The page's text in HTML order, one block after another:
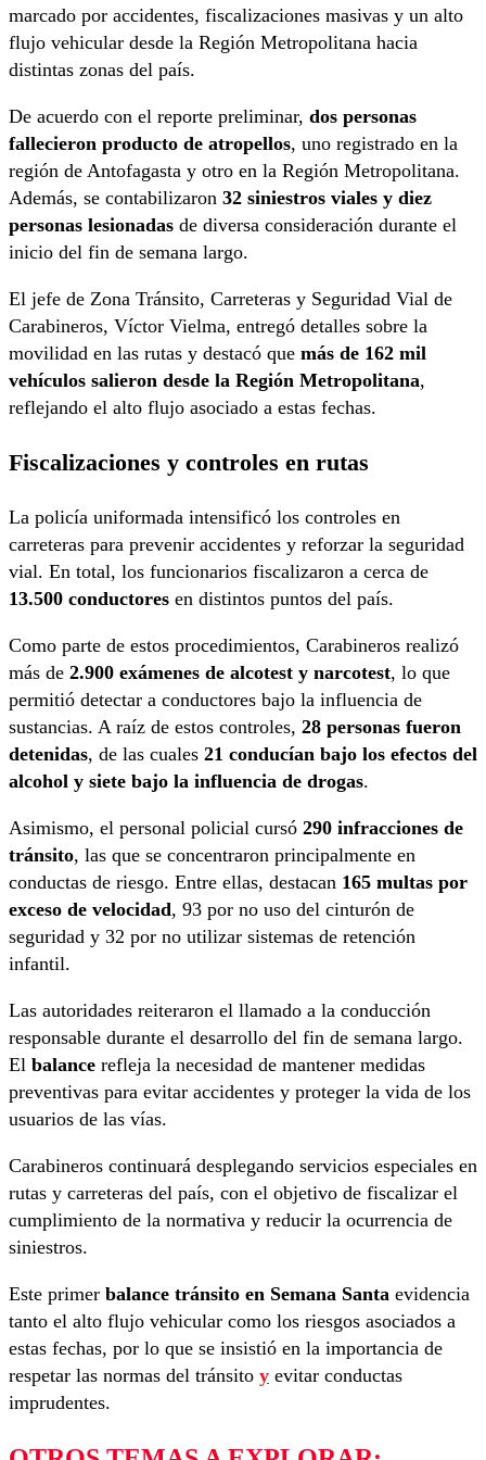
marcado por accidentes, fiscalizaciones masivas y un alto
flujo vehicular desde la Región Metropolitana hacia
distintas zonas del país.
De acuerdo con el reporte preliminar, dos personas
fallecieron producto de atropellos, uno registrado en la
región de Antofagasta y otro en la Región Metropolitana.
Además, se contabilizaron 32 siniestros viales y diez
personas lesionadas de diversa consideración durante el
inicio del fin de semana largo.
El jefe de Zona Tránsito, Carreteras y Seguridad Vial de
Carabineros, Víctor Vielma, entregó detalles sobre la
movilidad en las rutas y destacó que más de 162 mil
vehículos salieron desde la Región Metropolitana,
reflejando el alto flujo asociado a estas fechas.
Fiscalizaciones y controles en rutas
La policía uniformada intensificó los controles en
carreteras para prevenir accidentes y reforzar la seguridad
vial. En total, los funcionarios fiscalizaron a cerca de
13.500 conductores en distintos puntos del país.
Como parte de estos procedimientos, Carabineros realizó
más de 2.900 exámenes de alcotest y narcotest, lo que
permitió detectar a conductores bajo la influencia de
sustancias. A raíz de estos controles, 28 personas fueron
detenidas, de las cuales 21 conducían bajo los efectos del
alcohol y siete bajo la influencia de drogas.
Asimismo, el personal policial cursó 290 infracciones de
tránsito, las que se concentraron principalmente en
conductas de riesgo. Entre ellas, destacan 165 multas por
exceso de velocidad, 93 por no uso del cinturón de
seguridad y 32 por no utilizar sistemas de retención
infantil.
Las autoridades reiteraron el llamado a la conducción
responsable durante el desarrollo del fin de semana largo.
El balance refleja la necesidad de mantener medidas
preventivas para evitar accidentes y proteger la vida de los
usuarios de las vías.
Carabineros continuará desplegando servicios especiales en
rutas y carreteras del país, con el objetivo de fiscalizar el
cumplimiento de la normativa y reducir la ocurrencia de
siniestros.
Este primer balance tránsito en Semana Santa evidencia
tanto el alto flujo vehicular como los riesgos asociados a
estas fechas, por lo que se insistió en la importancia de
respetar las normas del tránsito y evitar conductas
imprudentes.